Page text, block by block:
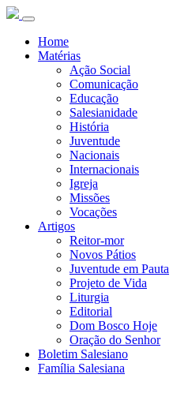
Home
Matérias
Ação Social
Comunicação
Educação
Salesianidade
História
Juventude
Nacionais
Internacionais
Igreja
Missões
Vocações
Artigos
Reitor-mor
Novos Pátios
Juventude em Pauta
Projeto de Vida
Liturgia
Editorial
Dom Bosco Hoje
Oração do Senhor
Boletim Salesiano
Família Salesiana